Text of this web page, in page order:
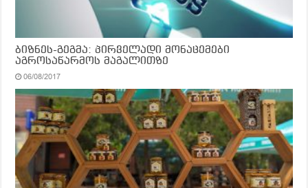
ბიზნეს-გეგმა: პირველადი მონაცემები
აგროსაწარმოს მაგალითზე
06/08/2017